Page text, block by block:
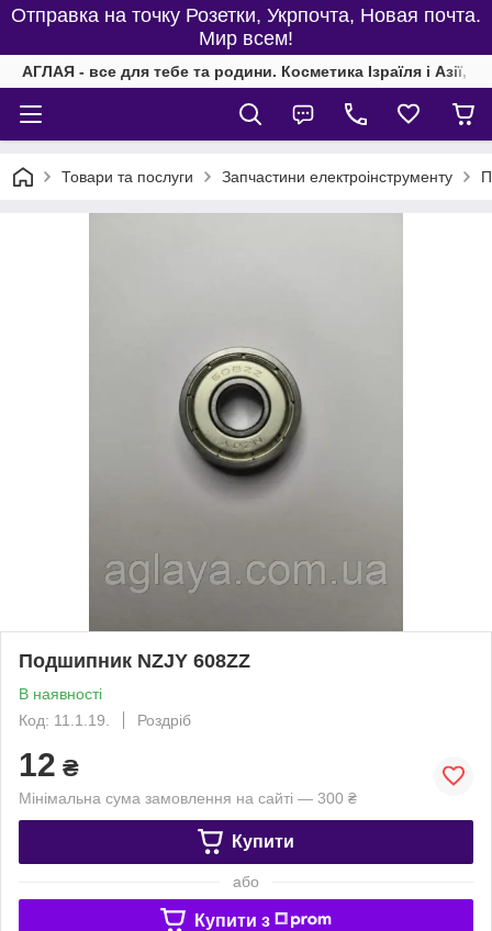
Отправка на точку Розетки, Укрпочта, Новая почта.
Мир всем!
АГЛАЯ - все для тебе та родини. Косметика Ізраїля і Азії,
Товари та послуги Запчастини електроінструменту
Подшипник NZJY 608ZZ
В наявності
Код: 11.1.19.
Роздріб
12 ₴
Мінімальна сума замовлення на сайті — 300 ₴
Купити
або
Купити з